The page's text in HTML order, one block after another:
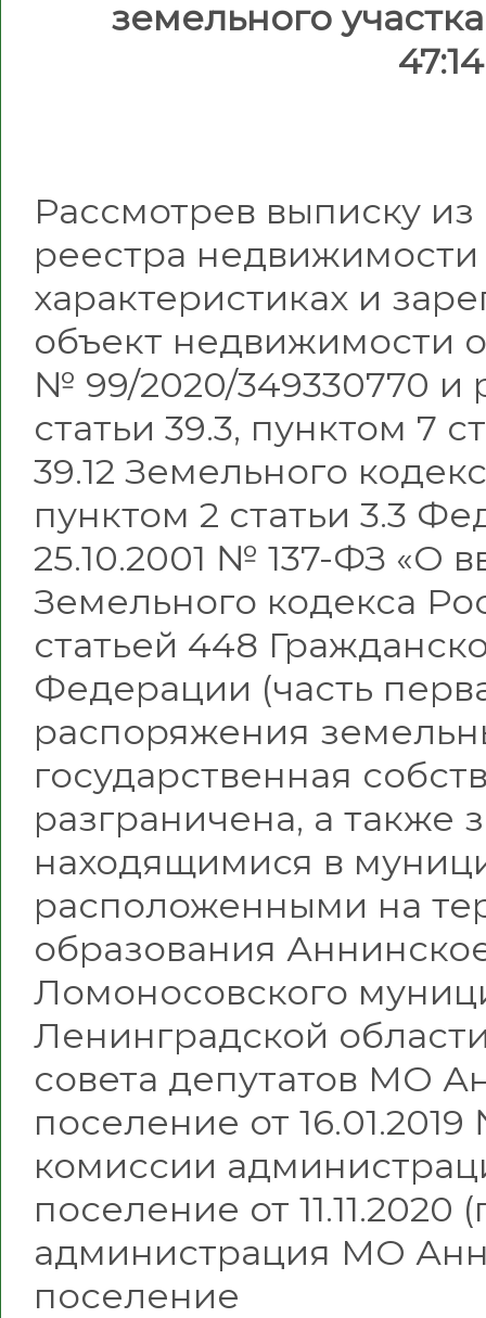
земельного
Рассмотрев выписку
реестра
характеристиках и
объект недвижимости
№ 99/2020/349330770 и
статьи 39.3, пунктом 7
39.12 Земельного
пунктом 2 статьи 3.3
25.10.2001 № 137-ФЗ «О
Земельного кодекса
статьей 448
Федерации (часть
распоряжения
государственная
разграничена, а также
находящимися в
расположенными на
образования
Ломоносовского
Ленинградской
совета депутатов МО
поселение от
комиссии
поселение от
администрация МО
поселение